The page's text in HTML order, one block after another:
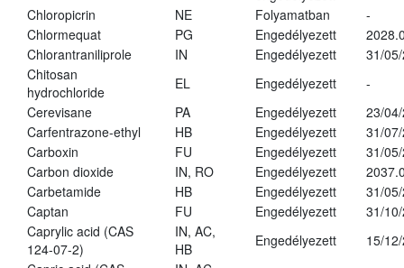
Chloropicrin
NE Folyamatban
-
Chlormequat
PG Engedélyezett
Chlorantraniliprole
IN Engedélyezett
31/
Chitosan
hydrochloride
EL Engedélyezett
-
Cerevisane
PA Engedélyezett
23/
Carfentrazone-ethyl
HB Engedélyezett
31/
Carboxin
FU Engedélyezett
31/
Carbon dioxide
IN, RO Engedélyezett
Carbetamide
HB Engedélyezett
31/
Captan
FU Engedélyezett
31/
Caprylic acid (CAS
124-07-2)
IN, AC,
HB
Engedélyezett
15/